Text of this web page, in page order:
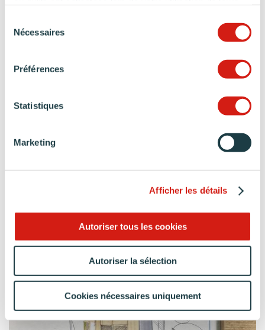
Nécessaires
Préférences
Statistiques
Marketing
Afficher les détails
Autoriser tous les cookies
Autoriser la sélection
Cookies nécessaires uniquement